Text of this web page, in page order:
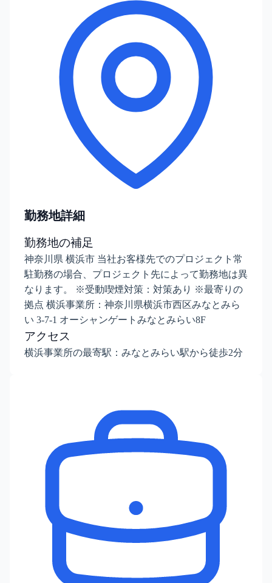
勤務地詳細
勤務地の補足
神奈川県 横浜市 当社お客様先でのプロジェクト常
駐勤務の場合、プロジェクト先によって勤務地は異
なります。 ※受動喫煙対策：対策あり ※最寄りの
拠点 横浜事業所：神奈川県横浜市西区みなとみら
い 3-7-1 オーシャンゲートみなとみらい8F
アクセス
横浜事業所の最寄駅：みなとみらい駅から徒歩2分